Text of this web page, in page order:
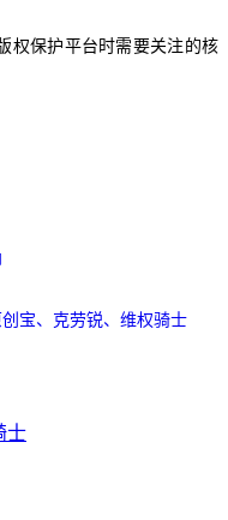
权保护平台时需要关注的核
宝、克劳锐、维权骑士
士